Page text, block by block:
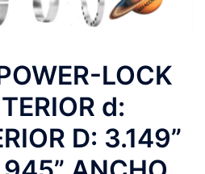
LOCK
d:
D: 3.149”